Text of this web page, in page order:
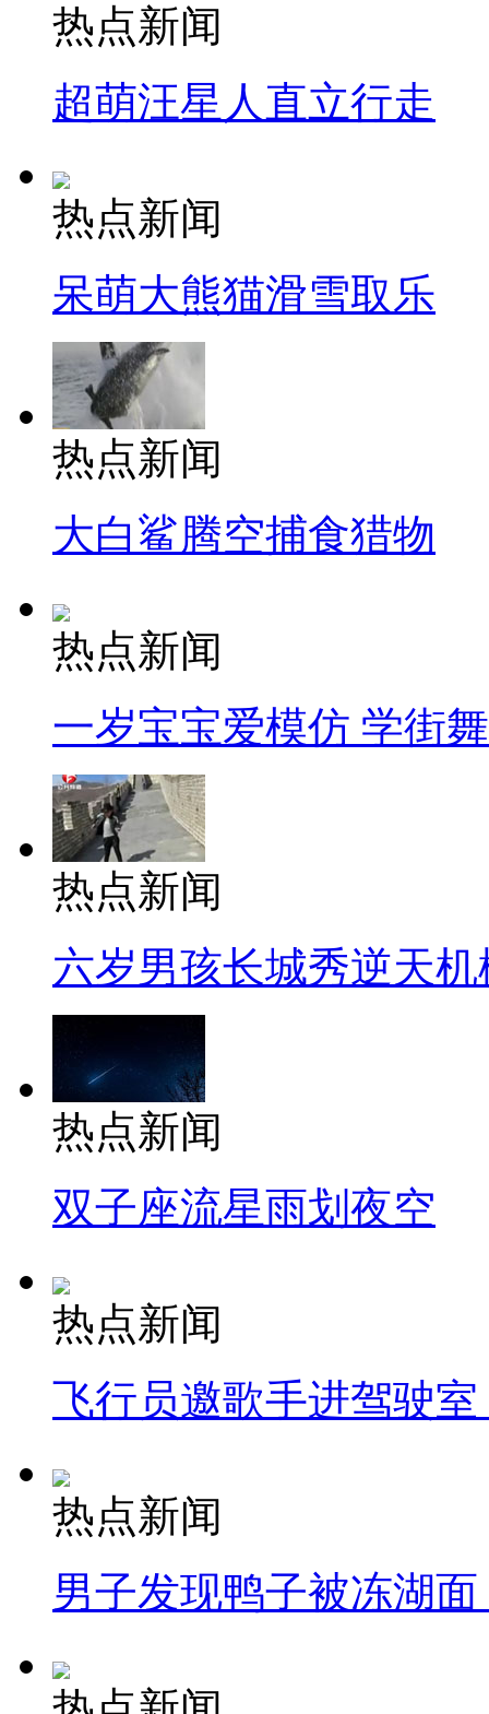
热点新闻
超萌汪星人直立行走
热点新闻
呆萌大熊猫滑雪取乐
热点新闻
大白鲨腾空捕食猎物
热点新闻
一岁宝宝爱模仿 学街
热点新闻
六岁男孩长城秀逆天机
热点新闻
双子座流星雨划夜空
热点新闻
飞行员邀歌手进驾驶
热点新闻
男子发现鸭子被冻湖